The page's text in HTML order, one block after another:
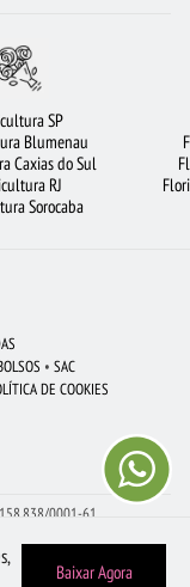
FLORICULTURA SP
MANAUS
GOIÂNIA
ARRANJO DE FLORES
BH
SP
Blumenau
Caxias do Sul
RJ
Sorocaba
• SAC
DE COOKIES
0001-61
Baixar Agora